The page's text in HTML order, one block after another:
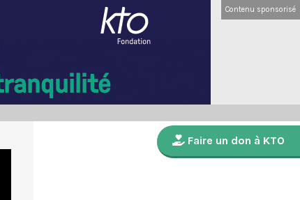
Contenu sponsorisé
Faire un don à KTO